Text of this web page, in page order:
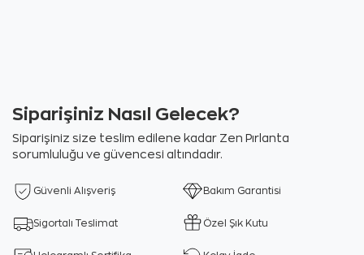
Siparişiniz Nasıl Gelecek?
Siparişiniz size teslim edilene kadar Zen Pırlanta
sorumluluğu ve güvencesi altındadır.
Güvenli Alışveriş Bakım Garantisi
Sigortalı Teslimat Özel Şık Kutu